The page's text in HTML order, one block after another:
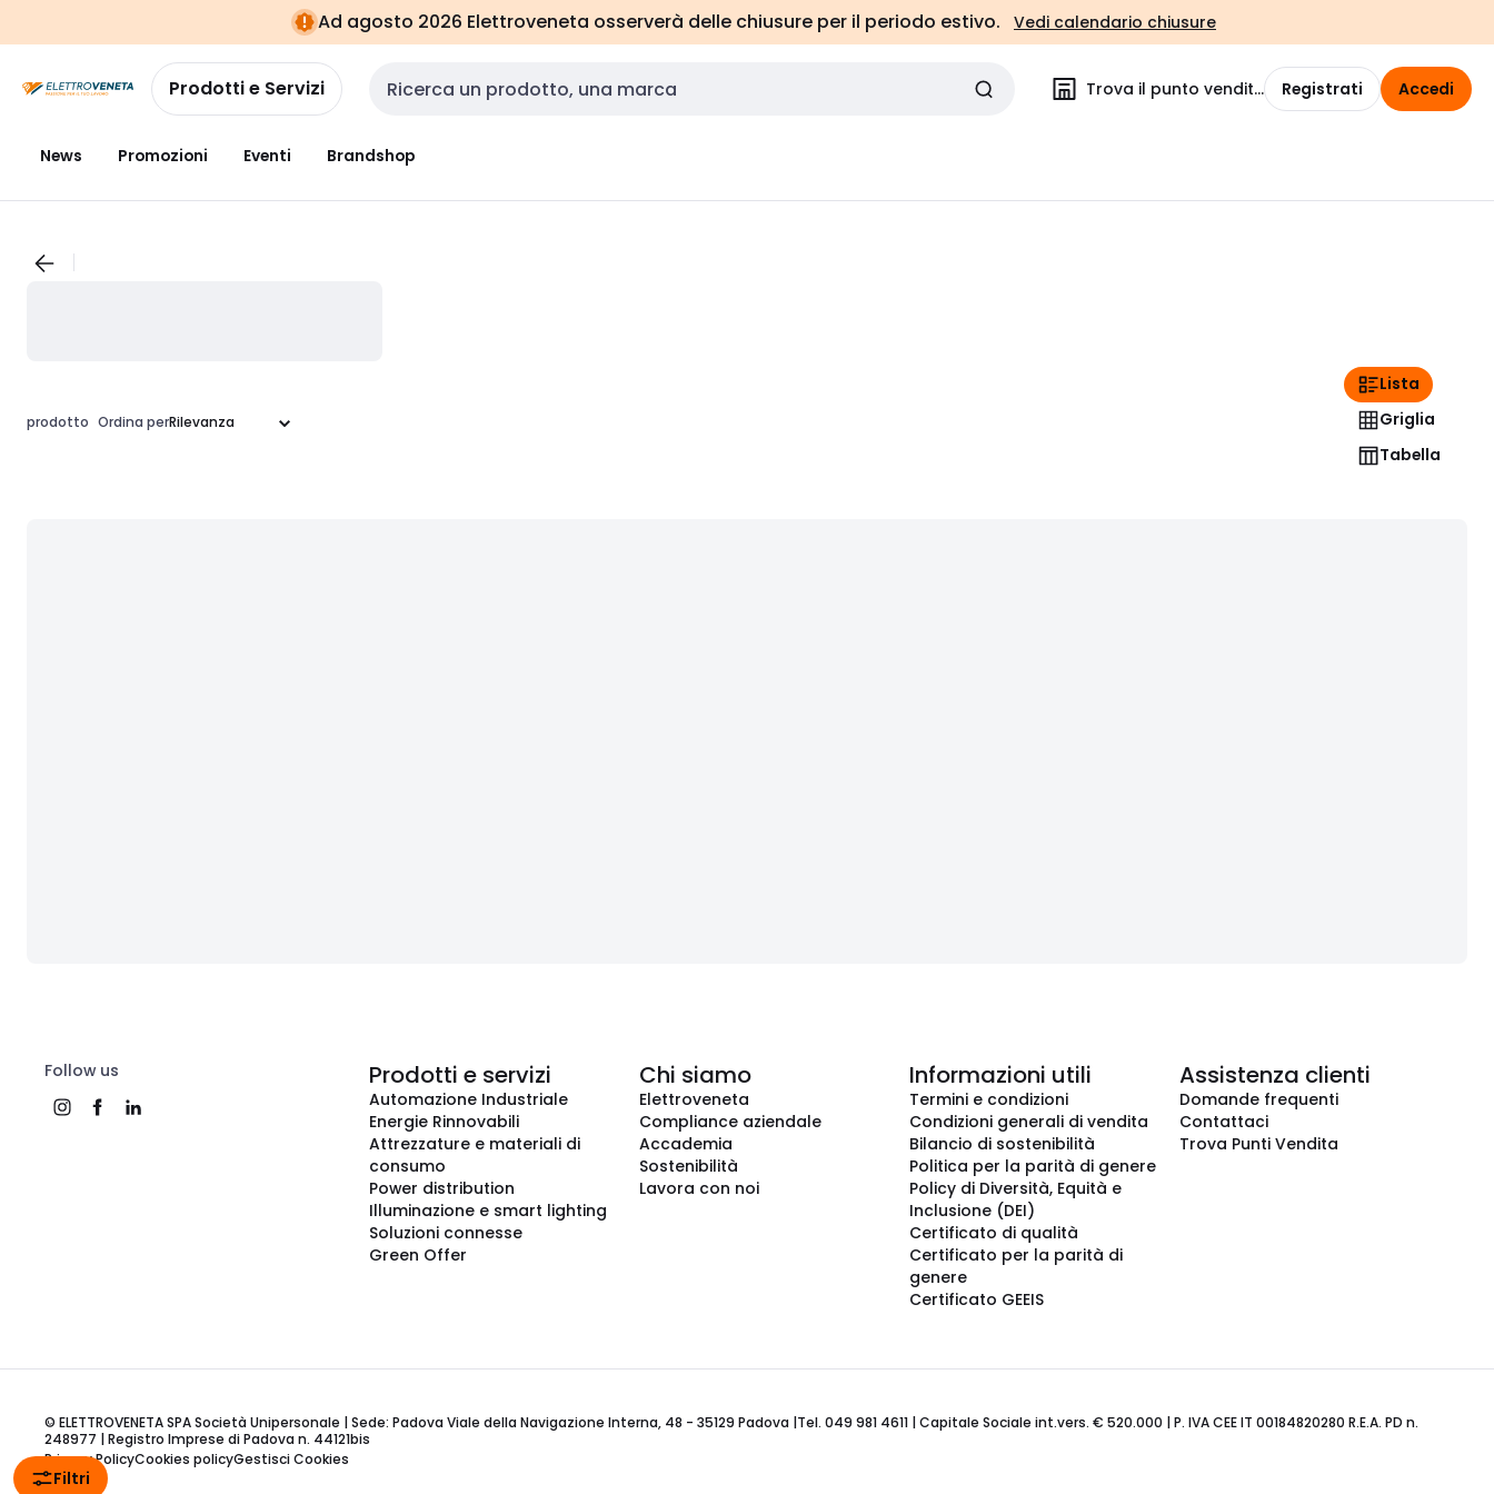
navigazionealla
pagina
Ad agosto 2026 Elettroveneta osserverà delle chiusure per il periodo estivo. Vedi calendario chiusure
Prodotti e Servizi Cerca input Trova il punto vendita Registrati Accedi
News Promozioni Eventi Brandshop
Filtri
prodotto Ordina per
Lista
Griglia
Tabella
Follow us Prodotti e servizi
Automazione Industriale
Energie Rinnovabili
Attrezzature e materiali di
consumo
Power distribution
Illuminazione e smart lighting
Soluzioni connesse
Green Offer
Chi siamo
Elettroveneta
Compliance aziendale
Accademia
Sostenibilità
Lavora con noi
Informazioni utili
Termini e condizioni
Condizioni generali di vendita
Bilancio di sostenibilità
Politica per la parità di genere
Policy di Diversità, Equità e
Inclusione (DEI)
Certificato di qualità
Certificato per la parità di
genere
Certificato GEEIS
Assistenza clienti
Domande frequenti
Contattaci
Trova Punti Vendita
© ELETTROVENETA SPA Società Unipersonale | Sede: Padova Viale della Navigazione Interna, 48 - 35129 Padova |Tel. 049 981 4611 | Capitale Sociale int.vers. € 520.000 | P. IVA CEE IT 00184820280 R.E.A. PD n.
248977 | Registro Imprese di Padova n. 44121bis
Privacy PolicyCookies policyGestisci Cookies